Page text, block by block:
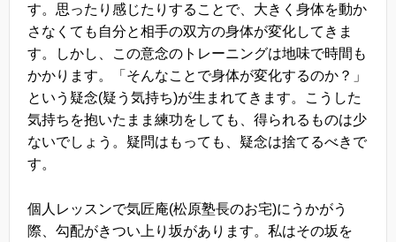
す。思ったり感じたりすることで、大きく身体を動か
さなくても自分と相手の双方の身体が変化してきま
す。しかし、この意念のトレーニングは地味で時間も
かかります。「そんなことで身体が変化するのか？」
という疑念(疑う気持ち)が生まれてきます。こうした
気持ちを抱いたまま練功をしても、得られるものは少
ないでしょう。疑問はもっても、疑念は捨てるべきで
す。
個人レッスンで気匠庵(松原塾長のお宅)にうかがう
際、勾配がきつい上り坂があります。私はその坂を